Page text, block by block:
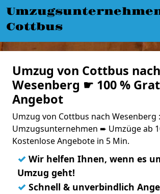
Cottbus
Umzug von Cottbus nach
Wesenberg ☛ 100 %
Angebot
Umzug von Cottbus nach Wesenberg
Umzugsunternehmen ➨ Umzüge ab
Kostenlose Angebote in 5 Min.
✓ Wir helfen Ihnen, wenn es
Umzug geht!
✓ Schnell & unverbindlich